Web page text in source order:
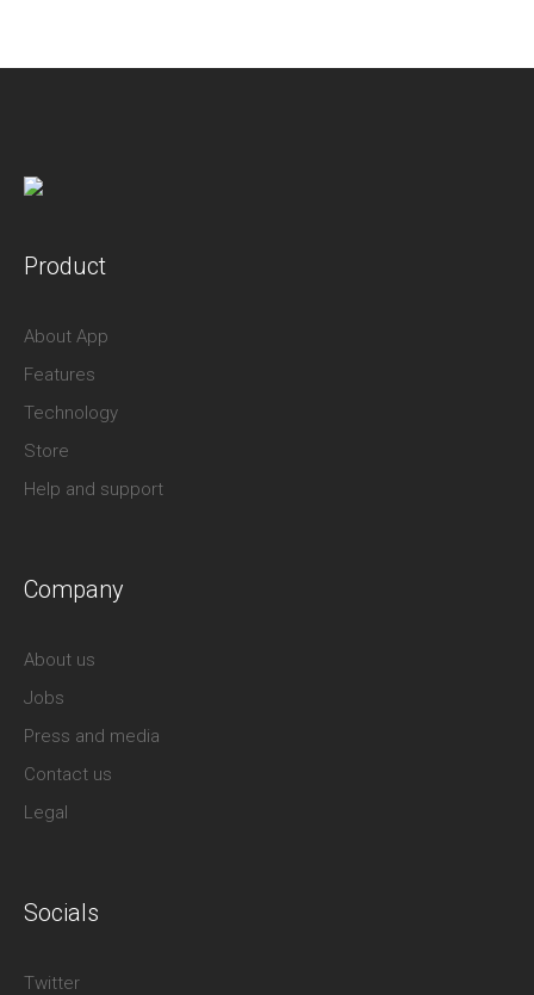
Product
About App
Features
Technology
Store
Help and support
Company
About us
Jobs
Press and media
Contact us
Legal
Socials
Twitter